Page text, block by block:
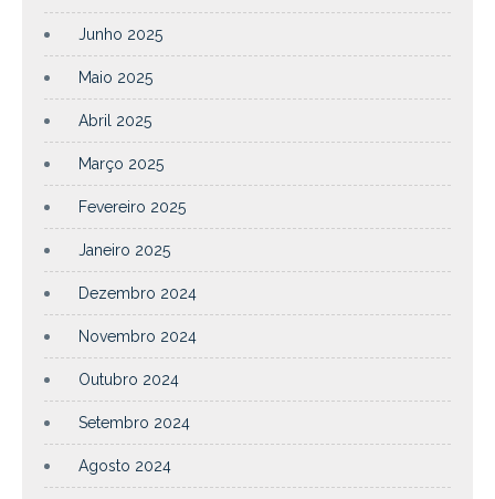
Junho 2025
Maio 2025
Abril 2025
Março 2025
Fevereiro 2025
Janeiro 2025
Dezembro 2024
Novembro 2024
Outubro 2024
Setembro 2024
Agosto 2024